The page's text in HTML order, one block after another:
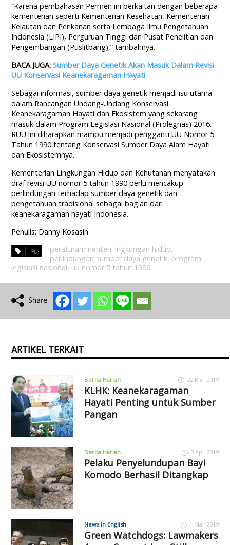
“Karena pembahasan Permen ini berkaitan dengan beberapa
kementerian seperti Kementerian Kesehatan, Kementerian
Kelautan dan Perikanan serta Lembaga Ilmu Pengetahuan
Indonesia (LIPI), Perguruan Tinggi dan Pusat Penelitian dan
Pengembangan (Puslitbang),” tambahnya.
BACA JUGA:Sumber Daya Genetik Akan Masuk Dalam Revisi
UU Konservasi Keanekaragaman Hayati
Sebagai informasi, sumber daya genetik menjadi isu utama
dalam Rancangan Undang-Undang Konservasi
Keanekaragaman Hayati dan Ekosistem yang sekarang
masuk dalam Program Legislasi Nasional (Prolegnas) 2016.
RUU ini diharapkan mampu menjadi pengganti UU Nomor 5
Tahun 1990 tentang Konservasi Sumber Daya Alam Hayati
dan Ekosistemnya.
Kementerian Lingkungan Hidup dan Kehutanan menyatakan
draf revisi UU nomor 5 tahun 1990 perlu mencakup
perlindungan terhadap sumber daya genetik dan
pengetahuan tradisional sebagai bagian dari
keanekaragaman hayati Indonesia.
Penulis: Danny Kosasih
peraturan menteri lingkungan hidup,
perlindungan sumber daya genetik, program
legislasi nasional, uu nomor 5 tahun 1990
ARTIKEL TERKAIT
Berita Harian 22 Mei 2019
KLHK: Keanekaragaman
Hayati Penting untuk Sumber
Pangan
Berita Harian 3 Apr 2019
Pelaku Penyelundupan Bayi
Komodo Berhasil Ditangkap
News in English 1 Mar 2019
Green Watchdogs: Lawmakers